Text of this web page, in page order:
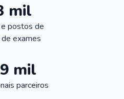
mil
e postos de
exames
mil
parceiros